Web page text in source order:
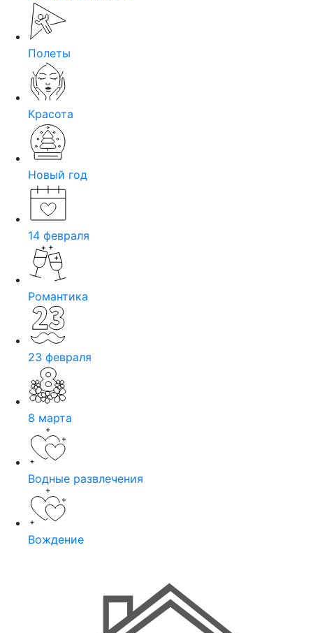
Полеты
Красота
Новый год
14 февраля
Романтика
23 февраля
8 марта
Водные развлечения
Вождение